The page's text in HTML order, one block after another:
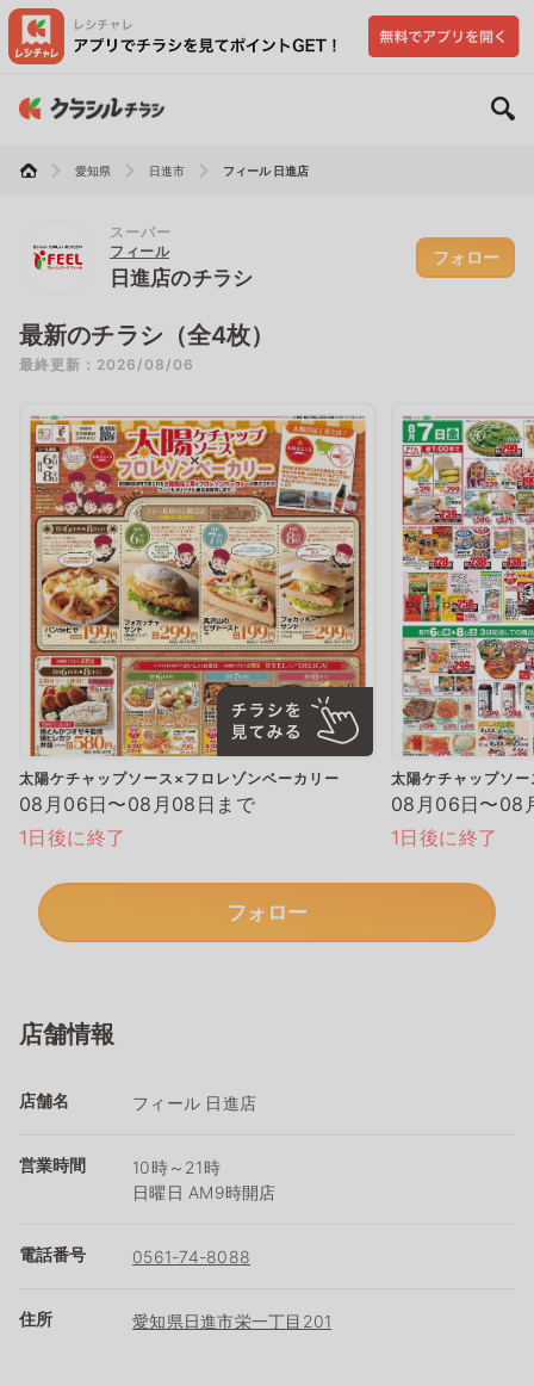
愛知県 日進市 フィール 日進店
スーパー
フィール
日進店のチラシ
フォロー
最新のチラシ（全4枚）
最終更新：2026/08/06
太陽ケチャップソース×フロレゾンベーカリー
08月06日〜08月08日まで
1日後に終了
太陽ケチャップソ
08月06日〜08
1日後に終了
フォロー
店舗情報
店舗名 フィール 日進店
営業時間
10時～21時
日曜日 AM9時開店
電話番号 0561-74-8088
住所 愛知県日進市栄一丁目201